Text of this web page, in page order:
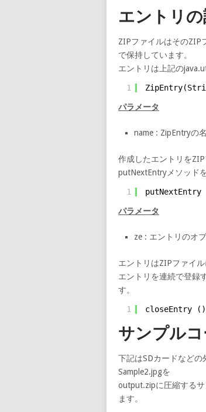
エントリの
ZIPファイルはそのZIP
で保持しています。
エントリは上記の
1
パラメータ
name : ZipEntryの
作成したエントリを
putNextEntryメソッド
1
パラメータ
ze : エントリのオ
エントリはZIPファイ
エントリを連続で登録
す。
1 closeEntry ()
サンプルコ
下記はSDカードなどの
Sample2.jpgを
output.zipに圧縮する
ます。